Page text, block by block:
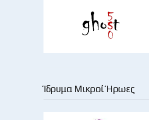
Ίδρυμα Μικροί Ήρωες